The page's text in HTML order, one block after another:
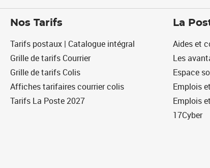
Nos Tarifs
Tarifs postaux | Catalogue intégral
Grille de tarifs Courrier
Grille de tarifs Colis
Affiches tarifaires courrier colis
Tarifs La Poste 2027
La
Aides et
Les
Espace
Emplois
Emplois
17Cyber